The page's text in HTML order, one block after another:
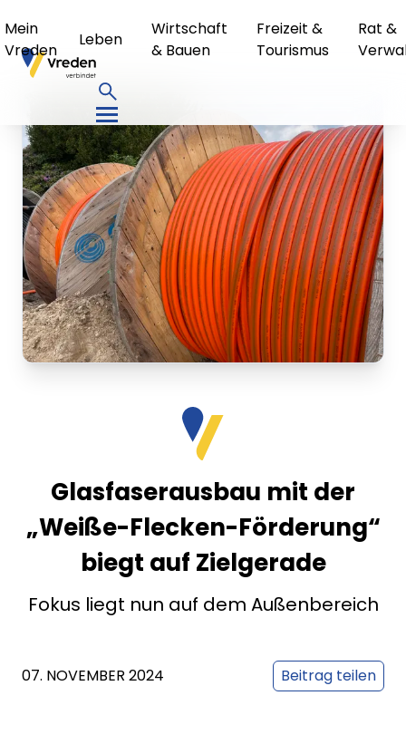
Mein
Vreden
Leben
Wirtschaft
& Bauen
Freizeit &
Tourismus
Rat &
Glasfaserausbau mit der
„Weiße-Flecken-Förderung“
biegt auf Zielgerade
Fokus liegt nun auf dem Außenbereich
07. NOVEMBER 2024 Beitrag teilen